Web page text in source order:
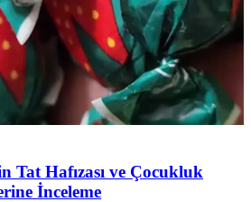
Tat Hafızası ve Çocukluk
İnceleme